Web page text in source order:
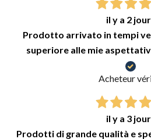
il y a 2
Prodotto arrivato in tempi
superiore alle mie
Acheteur
il y a 3
Prodotti di grande qualità e